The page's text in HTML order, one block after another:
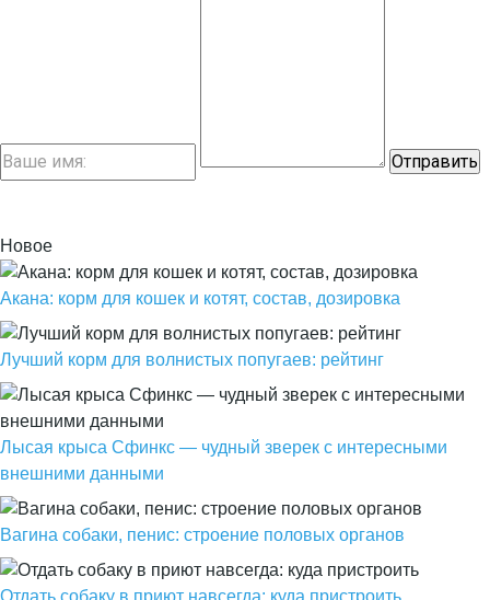
Новое
Акана: корм для кошек и котят, состав, дозировка
Лучший корм для волнистых попугаев: рейтинг
Лысая крыса Сфинкс — чудный зверек с интересными
внешними данными
Вагина собаки, пенис: строение половых органов
Отдать собаку в приют навсегда: куда пристроить